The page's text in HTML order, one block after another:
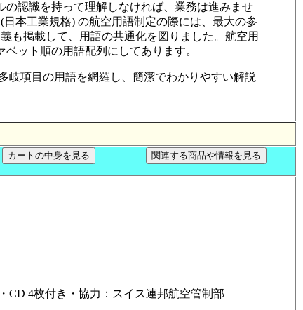
認識を持って理解しなければ、業務は進みませ
本工業規格) の航空用語制定の際には、最大の参
も掲載して、用語の共通化を図りました。航空用
ット順の用語配列にしてあります。
岐項目の用語を網羅し、簡潔でわかりやすい解説
CD 4枚付き・協力：スイス連邦航空管制部